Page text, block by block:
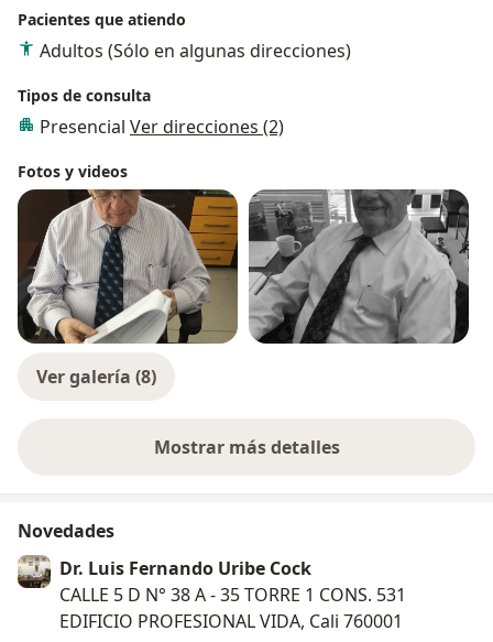
Pacientes que atiendo
Adultos (Sólo en algunas direcciones)
Tipos de consulta
Presencial Ver direcciones (2)
Fotos y videos
Ver galería (8)
Mostrar más detalles
sobre la experiencia
Novedades
Dr. Luis Fernando Uribe Cock
CALLE 5 D N° 38 A - 35 TORRE 1 CONS. 531
EDIFICIO PROFESIONAL VIDA, Cali 760001